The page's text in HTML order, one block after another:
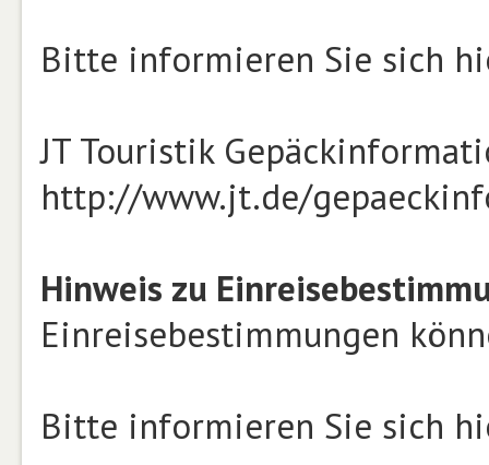
Bitte informieren Sie sich
JT Touristik
http://www.jt.de/
Hinweis zu
Einreisebestimmungen
Bitte informieren Sie sich